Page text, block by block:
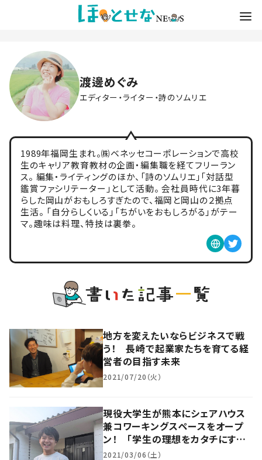
渡邊めぐみ
エディター・ライター・詩のソムリエ
1989年福岡生まれ。㈱ベネッセコーポレーションで高校
生のキャリア教育教材の企画・編集職を経てフリーラン
ス。 編集・ライティングのほか、「詩のソムリエ」「対話型
鑑賞ファシリテーター」として活動。 会社員時代に3年暮
らした岡山がおもしろすぎたので、福岡と岡山の２拠点
生活。 「自分らしくいる」「ちがいをおもしろがる」がテー
マ。趣味は料理、特技は裏拳。
地方を変えたいならビジネスで戦
う！ 長崎で起業家たちを育てる経
営者の目指す未来
2021/07/20（火）
現役大学生が熊本にシェアハウス
兼コワーキングスペースをオープ
ン！ 「学生の理想をカタチにする」
場所に
2021/03/06（土）